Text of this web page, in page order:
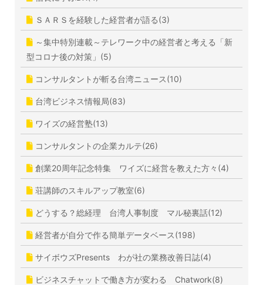
ＳＡＲＳを経験した経営者が語る(3)
～集中特別連載～テレワーク中の経営者と考える「新
型コロナ後の対策」(5)
コンサルタントが斬る台湾ニュース(10)
台湾ビジネス情報局(83)
ワイズの経営塾(13)
コンサルタントの企業カルテ(26)
創業20周年記念特集 ワイズに経営を教えた方々(4)
荘講師のスキルアップ教室(6)
どうする？総経理 台湾人事制度 マル秘裏話(12)
経営者が自分で作る簡単データベース(198)
サイボウズPresents わが社の業務改善日誌(4)
ビジネスチャットで働き方が変わる Chatwork(8)